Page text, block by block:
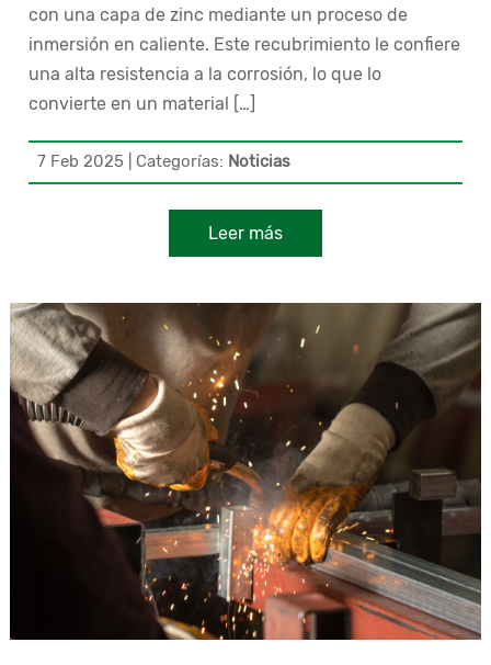
con una capa de zinc mediante un proceso de
inmersión en caliente. Este recubrimiento le confiere
una alta resistencia a la corrosión, lo que lo
convierte en un material […]
7 Feb 2025 Categorías: Noticias
Leer más